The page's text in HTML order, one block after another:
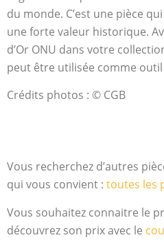
du monde. C’est une pièce
une forte valeur historique.
d’Or ONU dans votre
peut être utilisée comme outil
Crédits photos : © CGB
Vous recherchez d’autres
qui vous convient : toutes les
Vous souhaitez connaitre le
découvrez son prix avec le